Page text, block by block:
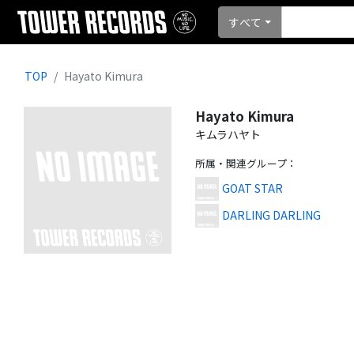
すべて
TOP Hayato Kimura
Hayato Kimura
キムラハヤト
所属・関連グループ：
GOAT STAR
DARLING DARLING